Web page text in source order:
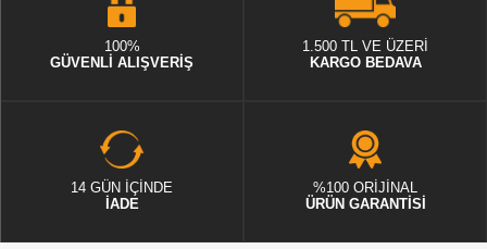
100%
GÜVENLİ ALIŞVERİŞ
1.500 TL VE ÜZERİ
KARGO BEDAVA
14 GÜN İÇİNDE
İADE
%100 ORİJİNAL
ÜRÜN GARANTİSİ